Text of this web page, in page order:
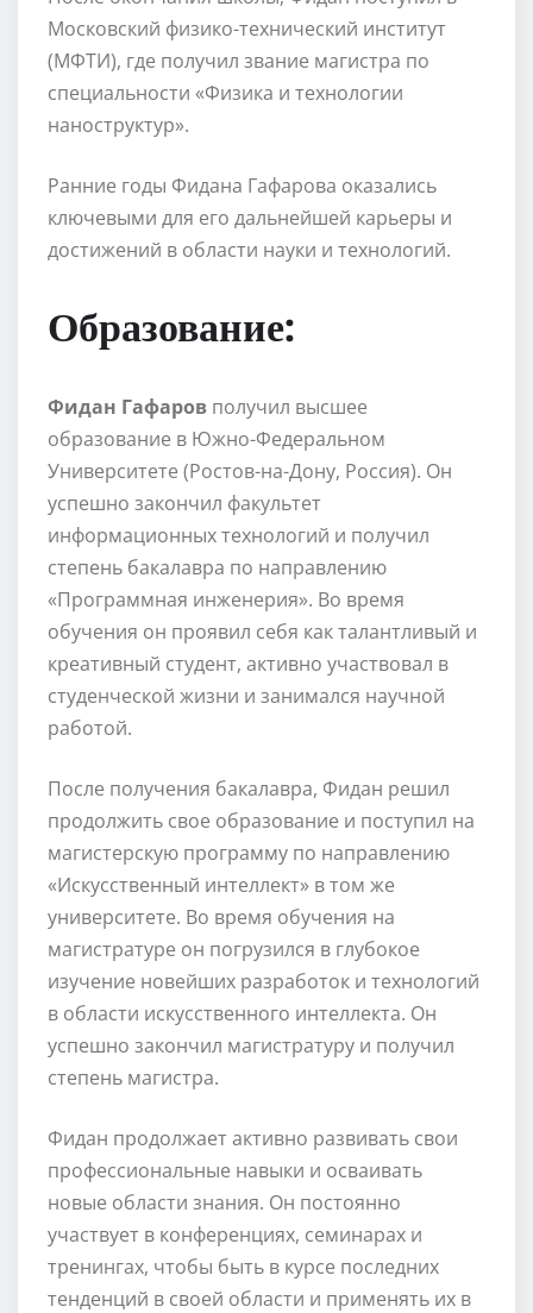
Московский физико-технический институт
(МФТИ), где получил звание магистра по
специальности «Физика и технологии
наноструктур».
Ранние годы Фидана Гафарова оказались
ключевыми для его дальнейшей карьеры и
достижений в области науки и технологий.
Образование:
Фидан Гафаров получил высшее
образование в Южно-Федеральном
Университете (Ростов-на-Дону, Россия). Он
успешно закончил факультет
информационных технологий и получил
степень бакалавра по направлению
«Программная инженерия». Во время
обучения он проявил себя как талантливый и
креативный студент, активно участвовал в
студенческой жизни и занимался научной
работой.
После получения бакалавра, Фидан решил
продолжить свое образование и поступил на
магистерскую программу по направлению
«Искусственный интеллект» в том же
университете. Во время обучения на
магистратуре он погрузился в глубокое
изучение новейших разработок и технологий
в области искусственного интеллекта. Он
успешно закончил магистратуру и получил
степень магистра.
Фидан продолжает активно развивать свои
профессиональные навыки и осваивать
новые области знания. Он постоянно
участвует в конференциях, семинарах и
тренингах, чтобы быть в курсе последних
тенденций в своей области и применять их в